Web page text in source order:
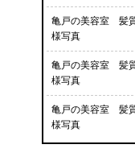
亀戸の美容室 髪
様写真
亀戸の美容室 髪
様写真
亀戸の美容室 髪
様写真